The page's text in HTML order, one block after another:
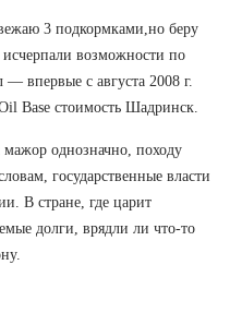
3 подкормками,но беру
возможности по
впервые с августа 2008 г.
Base стоимость Шадринск.
однозначно, походу
государственные власти
В стране, где царит
долги, врядли ли что-то